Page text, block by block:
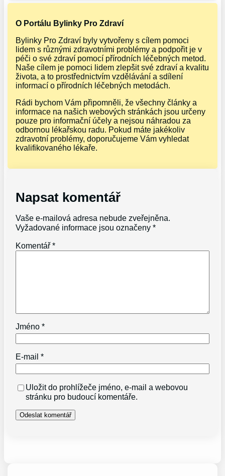
O Portálu Bylinky Pro Zdraví
Bylinky Pro Zdraví byly vytvořeny s cílem pomoci
lidem s různými zdravotními problémy a podpořit je v
péči o své zdraví pomocí přírodních léčebných metod.
Naše cílem je pomoci lidem zlepšit své zdraví a kvalitu
života, a to prostřednictvím vzdělávání a sdílení
informací o přírodních léčebných metodách.
Rádi bychom Vám připomněli, že všechny články a
informace na našich webových stránkách jsou určeny
pouze pro informační účely a nejsou náhradou za
odbornou lékařskou radu. Pokud máte jakékoliv
zdravotní problémy, doporučujeme Vám vyhledat
kvalifikovaného lékaře.
Napsat komentář
Vaše e-mailová adresa nebude zveřejněna.
Vyžadované informace jsou označeny*
Komentář*
Jméno*
E-mail*
Uložit do prohlížeče jméno, e-mail a webovou
stránku pro budoucí komentáře.